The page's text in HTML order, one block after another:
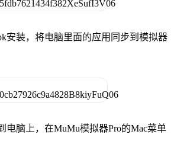
安装，将电脑里面的应用同步到模拟器
电脑上，在MuMu模拟器Pro的Mac菜单